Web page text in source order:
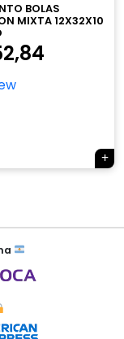
BOLAS
MIXTA 12X32X10